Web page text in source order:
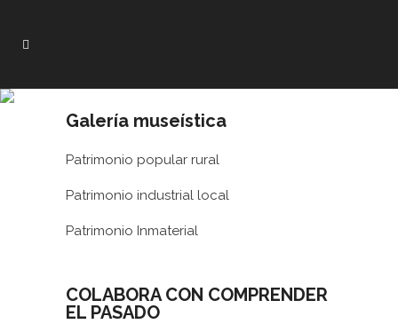
Galería museística
Patrimonio popular rural
Patrimonio industrial local
Patrimonio Inmaterial
COLABORA CON COMPRENDER
EL PASADO